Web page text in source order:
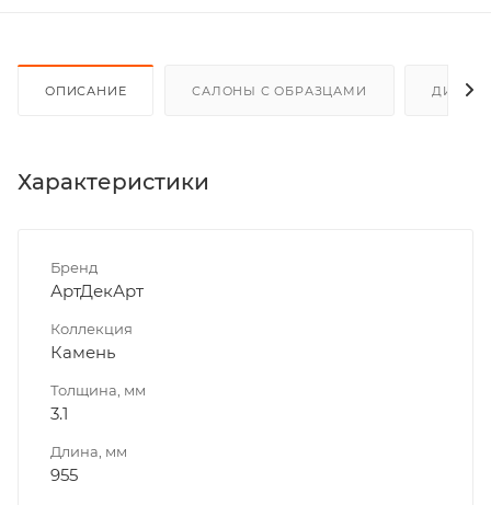
ОПИСАНИЕ САЛОНЫ С ОБРАЗЦАМИ
Характеристики
Бренд
АртДекАрт
Коллекция
Камень
Толщина, мм
3.1
Длина, мм
955